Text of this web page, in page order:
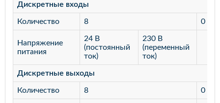
Дискретные входы
Количество 8 0
Напряжение
питания
24 В
(постоянный
ток)
230 В
(переменный
ток)
Дискретные выходы
Количество 8 0